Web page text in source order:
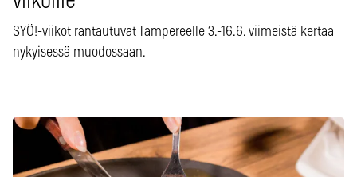
SYÖ!-viikot rantautuvat Tampereelle 3.-16.6. viimeistä kertaa
nykyisessä muodossaan.